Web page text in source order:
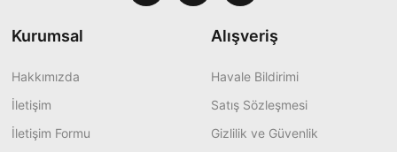
Kurumsal
Hakkımızda
İletişim
İletişim Formu
Alışveriş
Havale Bildirimi
Satış Sözleşmesi
Gizlilik ve Güvenlik